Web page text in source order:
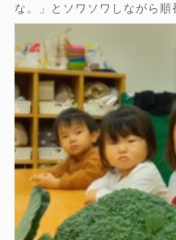
な。」とソワソワしながら順